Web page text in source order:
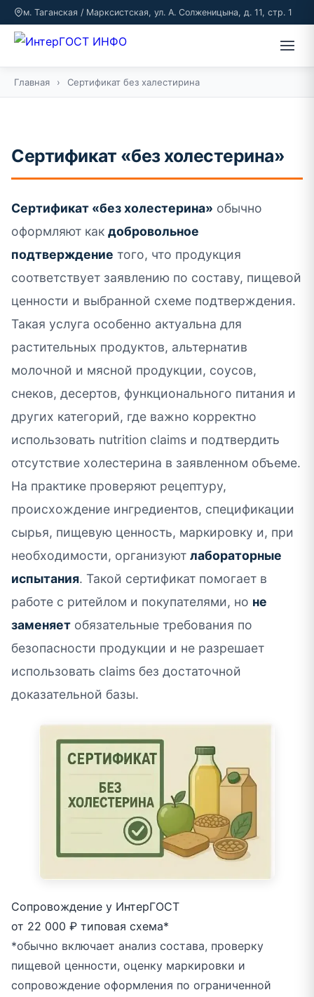
м. Таганская / Марксистская, ул. А. Солженицына, д. 11, стр. 1
Главная › Сертификат без халестирина
Сертификат «без холестерина»
Сертификат «без холестерина» обычно
оформляют как добровольное
подтверждение того, что продукция
соответствует заявлению по составу, пищевой
ценности и выбранной схеме подтверждения.
Такая услуга особенно актуальна для
растительных продуктов, альтернатив
молочной и мясной продукции, соусов,
снеков, десертов, функционального питания и
других категорий, где важно корректно
использовать nutrition claims и подтвердить
отсутствие холестерина в заявленном объеме.
На практике проверяют рецептуру,
происхождение ингредиентов, спецификации
сырья, пищевую ценность, маркировку и, при
необходимости, организуют лабораторные
испытания. Такой сертификат помогает в
работе с ритейлом и покупателями, но не
заменяет обязательные требования по
безопасности продукции и не разрешает
использовать claims без достаточной
доказательной базы.
Сопровождение у ИнтерГОСТ
от 22 000 ₽ типовая схема*
*обычно включает анализ состава, проверку
пищевой ценности, оценку маркировки и
сопровождение оформления по ограниченной